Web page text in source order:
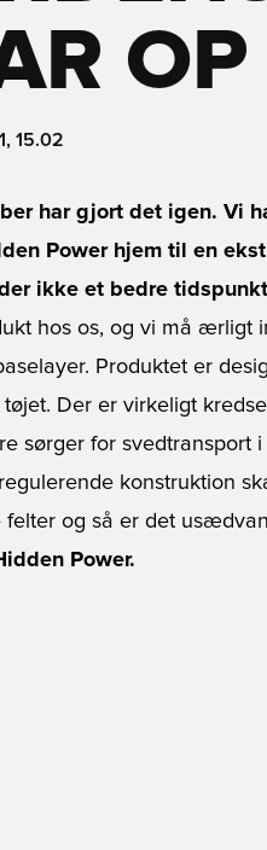
15.02
har gjort det igen. Vi
Power hjem til en
ikke et bedre
hos os, og vi må ærligt
Produktet er
Der er virkeligt
sørger for
konstruktion
felter og så er det
Power.